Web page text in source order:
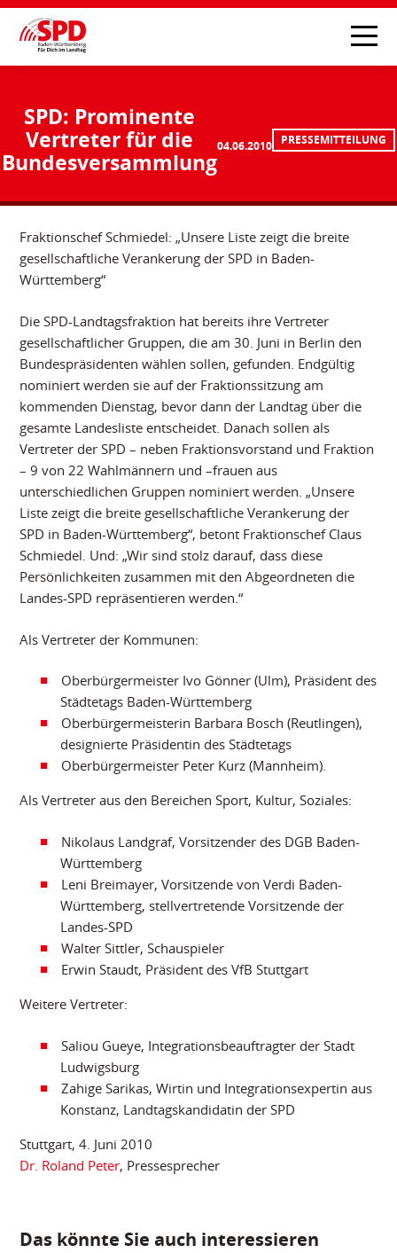
SPD: Prominente
Vertreter für die
Bundesversammlung
04.06.2010 PRESSEMITTEILUNG
Fraktionschef Schmiedel: „Unsere Liste zeigt die breite
gesellschaftliche Verankerung der SPD in Baden-
Württemberg“
Die SPD-Landtagsfraktion hat bereits ihre Vertreter
gesellschaftlicher Gruppen, die am 30. Juni in Berlin den
Bundespräsidenten wählen sollen, gefunden. Endgültig
nominiert werden sie auf der Fraktionssitzung am
kommenden Dienstag, bevor dann der Landtag über die
gesamte Landesliste entscheidet. Danach sollen als
Vertreter der SPD – neben Fraktionsvorstand und Fraktion
– 9 von 22 Wahlmännern und –frauen aus
unterschiedlichen Gruppen nominiert werden. „Unsere
Liste zeigt die breite gesellschaftliche Verankerung der
SPD in Baden-Württemberg“, betont Fraktionschef Claus
Schmiedel. Und: „Wir sind stolz darauf, dass diese
Persönlichkeiten zusammen mit den Abgeordneten die
Landes-SPD repräsentieren werden.“
Als Vertreter der Kommunen:
Oberbürgermeister Ivo Gönner (Ulm), Präsident des
Städtetags Baden-Württemberg
Oberbürgermeisterin Barbara Bosch (Reutlingen),
designierte Präsidentin des Städtetags
Oberbürgermeister Peter Kurz (Mannheim).
Als Vertreter aus den Bereichen Sport, Kultur, Soziales:
Nikolaus Landgraf, Vorsitzender des DGB Baden-
Württemberg
Leni Breimayer, Vorsitzende von Verdi Baden-
Württemberg, stellvertretende Vorsitzende der
Landes-SPD
Walter Sittler, Schauspieler
Erwin Staudt, Präsident des VfB Stuttgart
Weitere Vertreter:
Saliou Gueye, Integrationsbeauftragter der Stadt
Ludwigsburg
Zahige Sarikas, Wirtin und Integrationsexpertin aus
Konstanz, Landtagskandidatin der SPD
Stuttgart, 4. Juni 2010
Dr. Roland Peter, Pressesprecher
Das könnte Sie auch interessieren